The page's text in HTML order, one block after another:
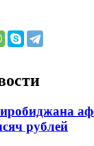
рублей